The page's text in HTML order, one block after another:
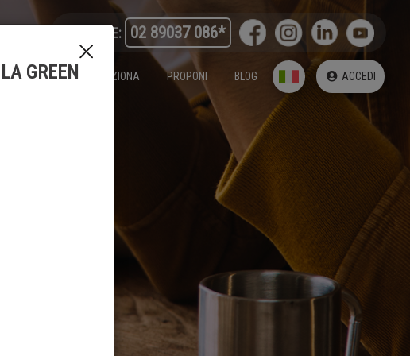
ENERLINE: 02 89037 086*
COME FUNZIONA PROPONI BLOG ACCEDI
GREEN